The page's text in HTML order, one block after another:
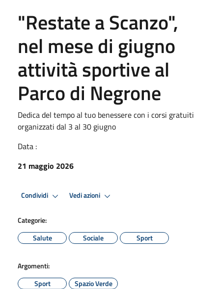
"Restate a Scanzo",
nel mese di giugno
attività sportive al
Parco di Negrone
Dedica del tempo al tuo benessere con i corsi gratuiti
organizzati dal 3 al 30 giugno
Data :
21 maggio 2026
Condividi Vedi azioni
Categorie:
Salute
Sociale Sport
Argomenti:
Sport
Spazio Verde